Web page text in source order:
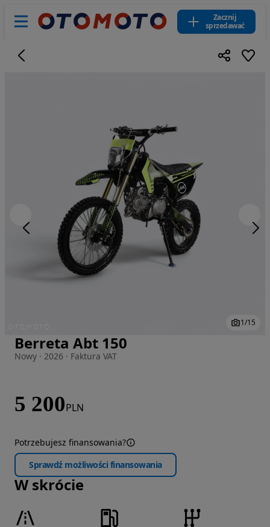
Zacznij
sprzedawać
Zdjęcie 1 z 15
1/15
Berreta Abt 150
Nowy · 2026 · Faktura VAT
5 200PLN
Potrzebujesz finansowania?
Sprawdź możliwości finansowania
W skrócie